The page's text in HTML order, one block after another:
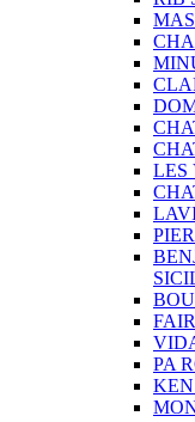
LES
PA
KEN